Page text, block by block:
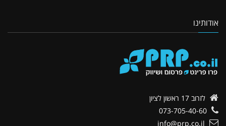
אודותינו
לזרוב 17
ראשון לציון
073-705-40-60
info@prp.co.il